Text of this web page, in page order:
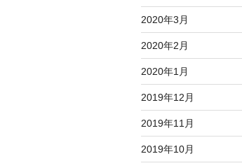
2020年3月
2020年2月
2020年1月
2019年12月
2019年11月
2019年10月